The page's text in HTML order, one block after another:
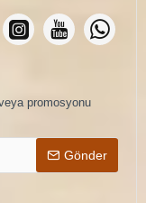
promosyonu
Gönder